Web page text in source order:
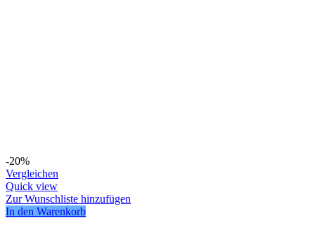
-20%
Vergleichen
Quick view
Zur Wunschliste hinzufügen
In den Warenkorb